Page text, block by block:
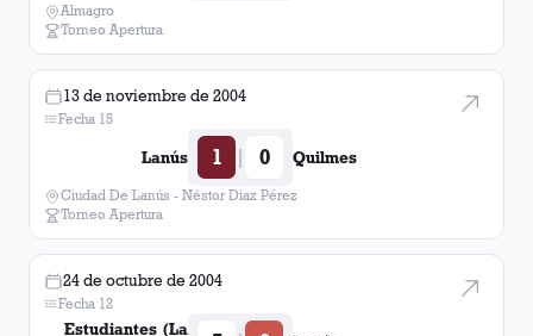
Almagro
Torneo Apertura
13 de noviembre de 2004
Fecha 15
Lanús 1 | 0 Quilmes
Ciudad De Lanús - Néstor Diaz Pérez
Torneo Apertura
24 de octubre de 2004
Fecha 12
Estudiantes (La